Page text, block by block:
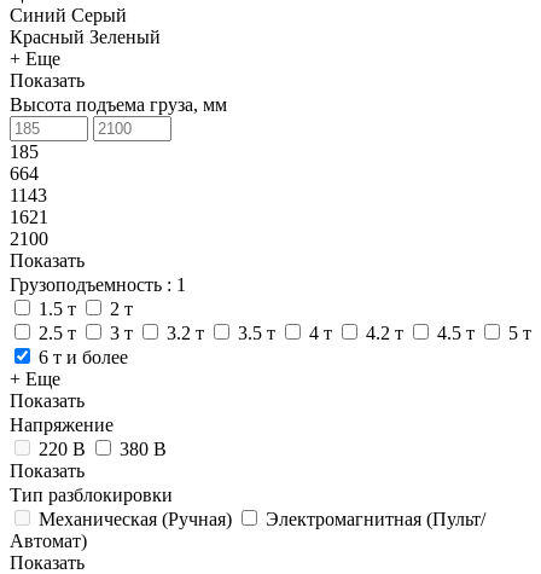
Синий Серый
Красный Зеленый
+ Еще
Показать
Высота подъема груза, мм
185
664
1143
1621
2100
Показать
Грузоподъемность : 1
1.5 т
2 т
2.5 т
3 т 3.2 т 3.5 т 4 т 4.2 т 4.5 т
5 т
6 т и более
+ Еще
Показать
Напряжение
220 В
380 В
Показать
Тип разблокировки
Механическая (Ручная)
Электромагнитная (Пульт/
Автомат)
Показать